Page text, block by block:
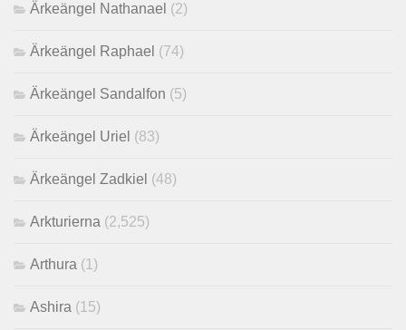
Ärkeängel Nathanael (2)
Ärkeängel Raphael (74)
Ärkeängel Sandalfon (5)
Ärkeängel Uriel (83)
Ärkeängel Zadkiel (48)
Arkturierna (2,525)
Arthura (1)
Ashira (15)